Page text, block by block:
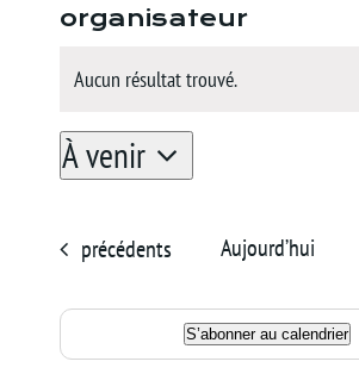
TUTOS
Rechercher:
Mon Compte
organisateur
Notice
Aucun résultat trouvé.
À venir
Sélectionnez
date.
Évènements
précédents Aujourd’hui
S’abonner au calendrier